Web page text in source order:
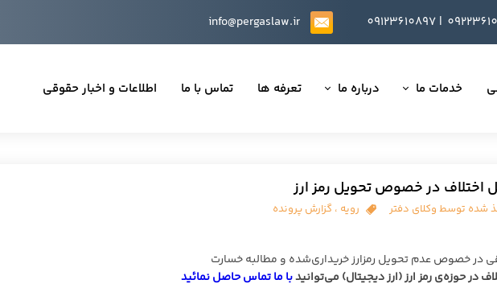
خدمات ما
مذاکره، تنظیم و بازبینی قراردادها
داوری
درباره ما تعرفه ها تماس با ما اطلاعات و اخبار حقوقی
09123610897| 0
info@pergaslaw.ir
اختلاف در خصوص تحویل رمز ارز
شده توسط وکلای دفتر رویه ، گزارش پرونده
خصوص عدم تحویل رمزارز خریداری‌شده و مطالبه خسارت
در حوزه‌ی رمز ارز (ارز دیجیتال) می‌توانیدبا ما تماس حاصل نمائید